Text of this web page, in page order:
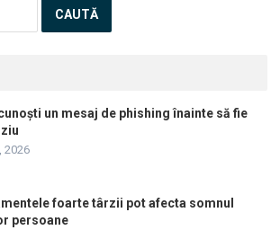
un mesaj de phishing înainte să fie
2026
foarte târzii pot afecta somnul
persoane